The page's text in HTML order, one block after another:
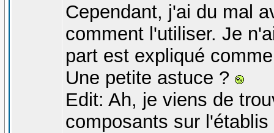
Cependant, j'ai du mal
comment l'utiliser. Je
part est expliqué
Une petite astuce ?
Edit: Ah, je viens de
composants sur l'établis